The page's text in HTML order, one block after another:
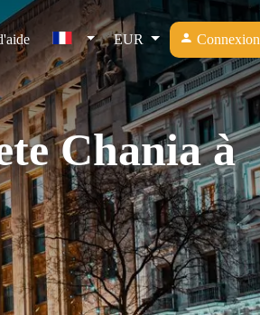
EUR Connexion
Chania à